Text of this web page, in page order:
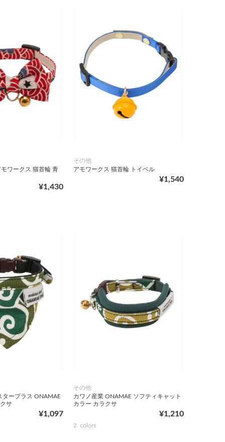
ワークス 猫首輪 青
¥1,430
その他
アモワークス 猫首輪 トイベル
¥1,540
タープラス ONAMAE
サ
¥1,097
その他
カワノ産業 ONAMAE ソフティキャット
カラー カラクサ
¥1,210
2 colors